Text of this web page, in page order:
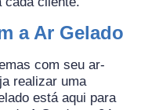
a Ar Gelado
com seu ar-
realizar uma
está aqui para